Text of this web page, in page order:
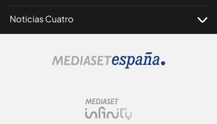
Noticias Cuatro